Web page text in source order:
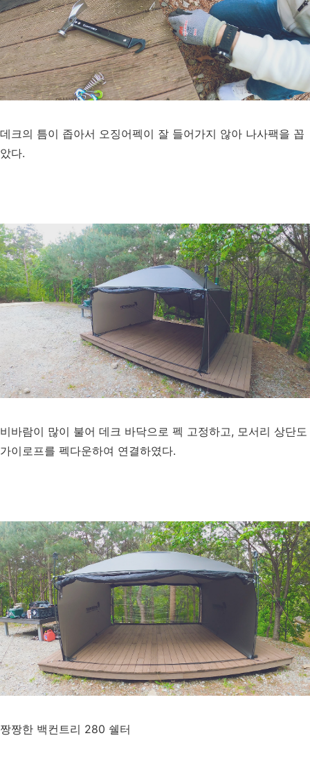
데크의 틈이 좁아서 오징어펙이 잘 들어가지 않아 나사팩을 꼽
았다.
비바람이 많이 불어 데크 바닥으로 펙 고정하고, 모서리 상단도
가이로프를 펙다운하여 연결하였다.
짱짱한 백컨트리 280 쉘터